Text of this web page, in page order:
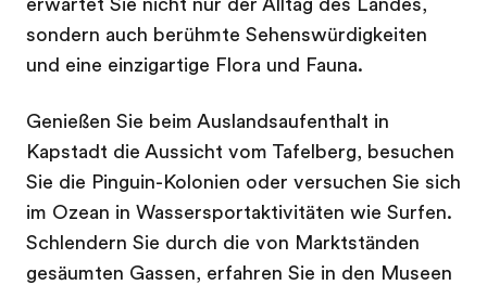
erwartet Sie nicht nur der Alltag des Landes,
sondern auch berühmte Sehenswürdigkeiten
und eine einzigartige Flora und Fauna.
Genießen Sie beim Auslandsaufenthalt in
Kapstadt die Aussicht vom Tafelberg, besuchen
Sie die Pinguin-Kolonien oder versuchen Sie sich
im Ozean in Wassersportaktivitäten wie Surfen.
Schlendern Sie durch die von Marktständen
gesäumten Gassen, erfahren Sie in den Museen